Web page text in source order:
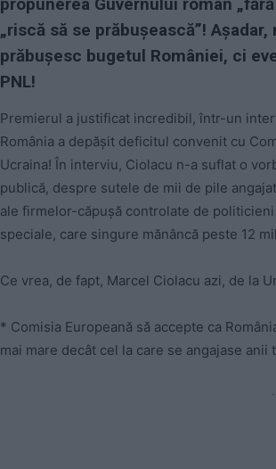
„riscă să se prăbușească”!
prăbușesc bugetul României, ci
PNL!
Premierul a justificat incredibil, într-un
România a depășit deficitul convenit cu
Ucraina! În interviu, Ciolacu n-a suflat o
publică, despre sutele de mii de pile
ale firmelor-căpușă controlate de
speciale, care singure mănâncă peste 12
Ce vrea, de fapt, Marcel Ciolacu azi, de la
* Comisia Europeană să accepte ca
mai mare decât cel la care se angajase anii